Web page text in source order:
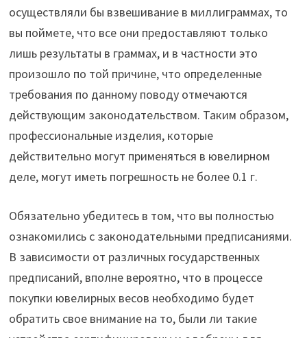
осуществляли бы взвешивание в миллиграммах, то
вы поймете, что все они предоставляют только
лишь результаты в граммах, и в частности это
произошло по той причине, что определенные
требования по данному поводу отмечаются
действующим законодательством. Таким образом,
профессиональные изделия, которые
действительно могут применяться в ювелирном
деле, могут иметь погрешность не более 0.1 г.
Обязательно убедитесь в том, что вы полностью
ознакомились с законодательными предписаниями.
В зависимости от различных государственных
предписаний, вполне вероятно, что в процессе
покупки ювелирных весов необходимо будет
обратить свое внимание на то, были ли такие